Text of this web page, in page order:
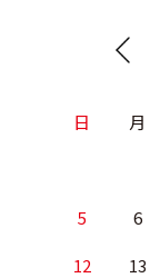
日 月
5 6
12 13